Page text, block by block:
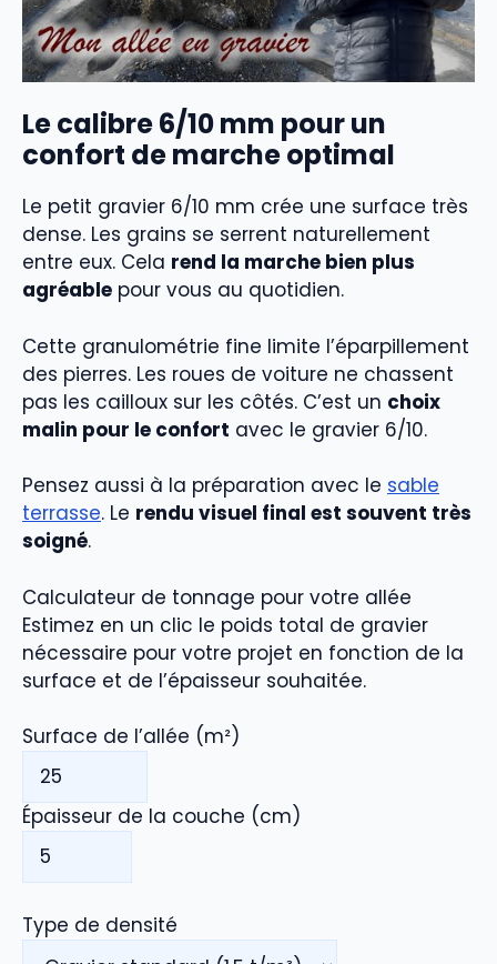
Le calibre 6/10 mm pour un
confort de marche optimal
Le petit gravier 6/10 mm crée une surface très
dense. Les grains se serrent naturellement
entre eux. Cela rend la marche bien plus
agréable pour vous au quotidien.
Cette granulométrie fine limite l’éparpillement
des pierres. Les roues de voiture ne chassent
pas les cailloux sur les côtés. C’est un choix
malin pour le confort avec le gravier 6/10.
Pensez aussi à la préparation avec le sable
terrasse. Le rendu visuel final est souvent très
soigné.
Calculateur de tonnage pour votre allée
Estimez en un clic le poids total de gravier
nécessaire pour votre projet en fonction de la
surface et de l’épaisseur souhaitée.
Surface de l’allée (m²)
Épaisseur de la couche (cm)
Type de densité